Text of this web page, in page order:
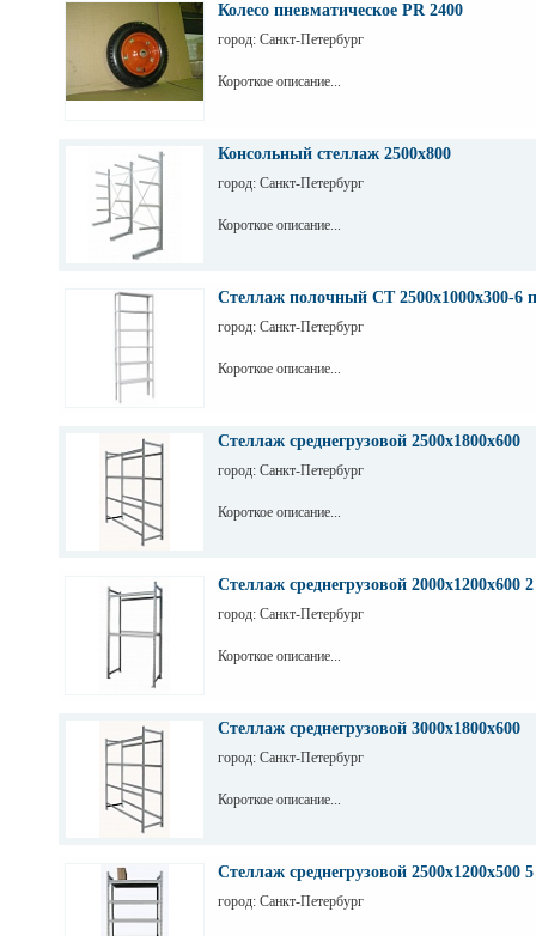
Колесо пневматическое PR 2400
город: Санкт-Петербург
Короткое описание...
Консольный стеллаж 2500х800
город: Санкт-Петербург
Короткое описание...
Стеллаж полочный СТ 2500х1000х300-6
город: Санкт-Петербург
Короткое описание...
Стеллаж среднегрузовой 2500х1800х600
город: Санкт-Петербург
Короткое описание...
Стеллаж среднегрузовой 2000х1200х600
город: Санкт-Петербург
Короткое описание...
Стеллаж среднегрузовой 3000х1800х600
город: Санкт-Петербург
Короткое описание...
Стеллаж среднегрузовой 2500х1200х500
город: Санкт-Петербург